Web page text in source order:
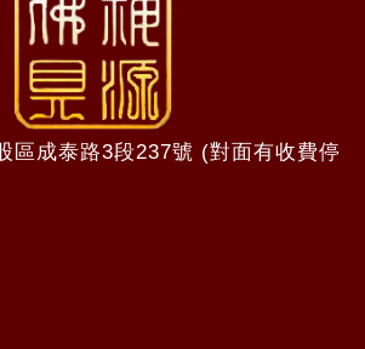
區成泰路3段237號 (對面有收費停